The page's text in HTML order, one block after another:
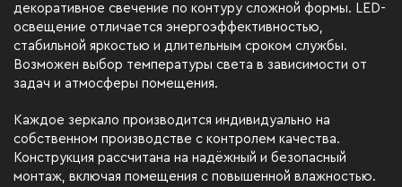
декоративное свечение по контуру сложной формы. LED-
освещение отличается энергоэффективностью,
стабильной яркостью и длительным сроком службы.
Возможен выбор температуры света в зависимости от
задач и атмосферы помещения.
Каждое зеркало производится индивидуально на
собственном производстве с контролем качества.
Конструкция рассчитана на надёжный и безопасный
монтаж, включая помещения с повышенной влажностью.